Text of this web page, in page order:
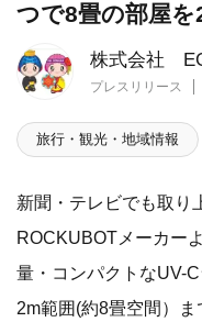
株式会社
プレスリリース
つで8畳の部屋
旅行・観光・地域情報
新聞・テレビでも取り
ROCKUBOTメーカー
量・コンパクトなUV-
2m範囲(約8畳空間）